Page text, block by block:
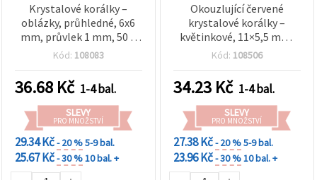
Krystalové korálky –
oblázky, průhledné, 6x6
mm, průvlek 1 mm, 50 g
(~470 ks)
Kód: 108083
36.68 Kč 1-4 bal.
SLEVY
PRO MNOŽSTVÍ
29.34 Kč- 20 %5-9 bal.
25.67 Kč- 30 %10 bal. +
Okouzlující červené
krystalové korálky –
květinkové, 11×5,5 mm,
průvlek 1,5 mm, 50 g
doplňky pro šperky a
kreativní tvoření
Kód: 108506
34.23 Kč 1-4 bal.
SLEVY
PRO MNOŽSTVÍ
27.38 Kč- 20 %5-9 bal.
23.96 Kč- 30 %10 bal. +